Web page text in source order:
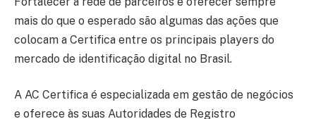
mais do que o esperado são algumas das ações que
colocam a Certifica entre os principais players do
mercado de identificação digital no Brasil.
A AC Certifica é especializada em gestão de negócios
e oferece às suas Autoridades de Registro